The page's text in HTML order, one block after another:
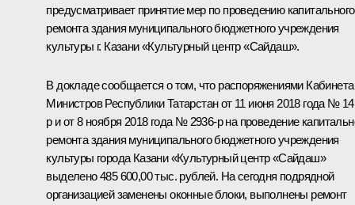
предусматривает принятие мер по проведению капитального
ремонта здания муниципального бюджетного учреждения
культуры г. Казани «Культурный центр «Сайдаш».
В докладе сообщается о том, что распоряжениями Кабинета
Министров Республики Татарстан от 11 июня 2018 года №
р и от 8 ноября 2018 года № 2936-р на проведение
ремонта здания муниципального бюджетного учреждения
культуры города Казани «Культурный центр «Сайдаш»
выделено 485 600,00 тыс. рублей. На сегодня подрядной
организацией заменены оконные блоки, выполнены ремонт